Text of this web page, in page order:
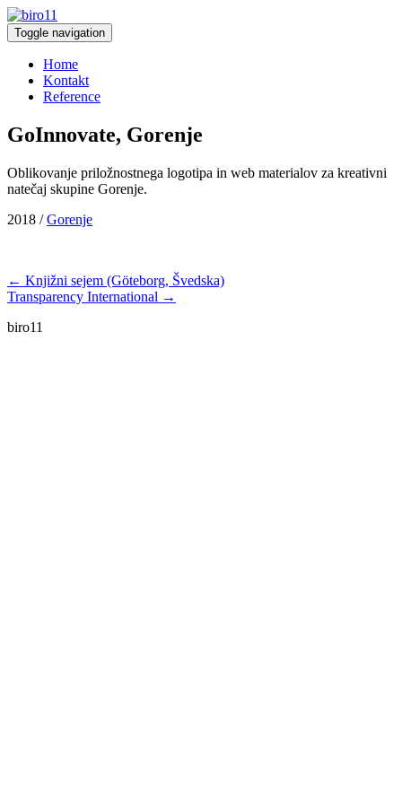
Toggle navigation
Home
Kontakt
Reference
GoInnovate, Gorenje
Oblikovanje priložnostnega logotipa in web materialov za kreativni
natečaj skupine Gorenje.
2018 /Gorenje
← Knjižni sejem (Göteborg, Švedska)
Transparency International →
biro11